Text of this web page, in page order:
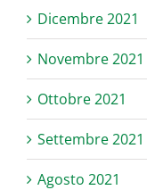
Dicembre 2021
Novembre 2021
Ottobre 2021
Settembre 2021
Agosto 2021